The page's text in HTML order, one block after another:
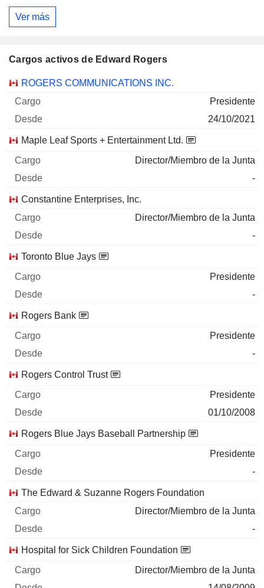
Ver más
Cargos activos de Edward Rogers
Empresas Cargo Inicio
ROGERS COMMUNICATIONS INC.
Presidente
24/10/2021
Maple Leaf Sports + Entertainment Ltd.
Director/Miembro de la Junta
-
Constantine Enterprises, Inc.
Director/Miembro de la Junta
-
Toronto Blue Jays
Presidente
-
Rogers Bank
Presidente
-
Rogers Control Trust
Presidente
01/10/2008
Rogers Blue Jays Baseball Partnership
Presidente
-
The Edward & Suzanne Rogers Foundation
Director/Miembro de la Junta
-
Hospital for Sick Children Foundation
Director/Miembro de la Junta